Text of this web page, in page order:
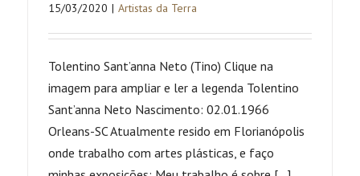
15/03/2020 | Artistas da Terra
Tolentino Sant’anna Neto (Tino) Clique na
imagem para ampliar e ler a legenda Tolentino
Sant’anna Neto Nascimento: 02.01.1966
Orleans-SC Atualmente resido em Florianópolis
onde trabalho com artes plásticas, e faço